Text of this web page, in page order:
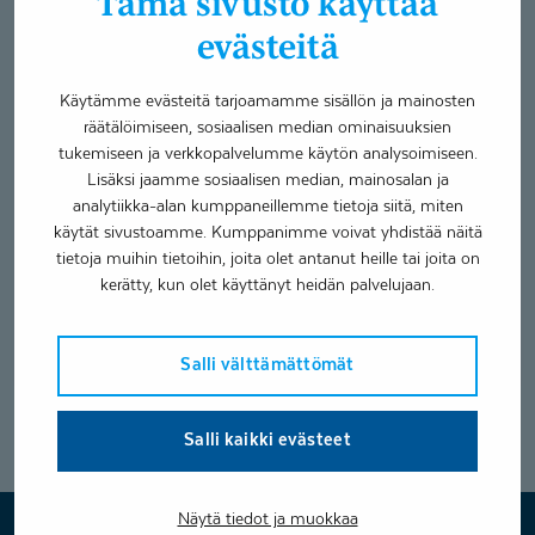
evästeitä
Käytämme evästeitä tarjoamamme sisällön ja mainosten
räätälöimiseen, sosiaalisen median ominaisuuksien
tukemiseen ja verkkopalvelumme käytön analysoimiseen.
Lisäksi jaamme sosiaalisen median, mainosalan ja
analytiikka-alan kumppaneillemme tietoja siitä, miten
käytät sivustoamme. Kumppanimme voivat yhdistää näitä
tietoja muihin tietoihin, joita olet antanut heille tai joita on
kerätty, kun olet käyttänyt heidän palvelujaan.
Salli välttämättömät
Salli kaikki evästeet
Näytä tiedot ja muokkaa
Coronarian Selkäspesialisti
Fysioterapia 18.11.2020 Vesa Lehtola
saanut paljon informaatiota ja erilaisia selityksiä oman